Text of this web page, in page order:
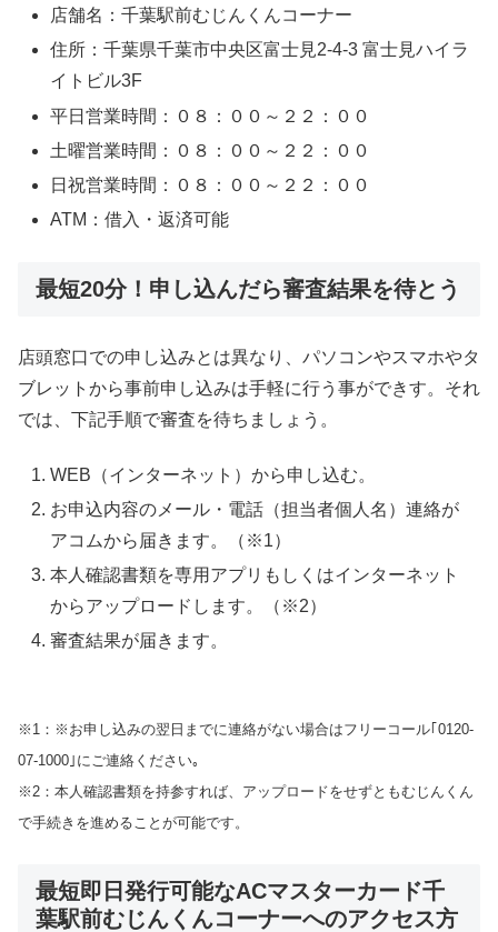
店舗名：千葉駅前むじんくんコーナー
住所：千葉県千葉市中央区富士見2-4-3 富士見ハイラ
イトビル3F
平日営業時間：０８：００～２２：００
土曜営業時間：０８：００～２２：００
日祝営業時間：０８：００～２２：００
ATM：借入・返済可能
最短20分！申し込んだら審査結果を待とう
店頭窓口での申し込みとは異なり、パソコンやスマホやタ
ブレットから事前申し込みは手軽に行う事ができす。それ
では、下記手順で審査を待ちましょう。
WEB（インターネット）から申し込む。
お申込内容のメール・電話（担当者個人名）連絡が
アコムから届きます。（※1）
本人確認書類を専用アプリもしくはインターネット
からアップロードします。（※2）
審査結果が届きます。
※1：※お申し込みの翌日までに連絡がない場合はフリーコール｢0120-
07-1000｣にご連絡ください｡
※2：本人確認書類を持参すれば、アップロードをせずともむじんくん
で手続きを進めることが可能です。
最短即日発行可能なACマスターカード千
葉駅前むじんくんコーナーへのアクセス方